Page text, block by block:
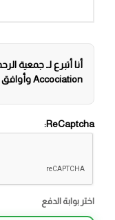
Accociation وأوافق على
ReCaptcha:
اختر بوابة الدفع